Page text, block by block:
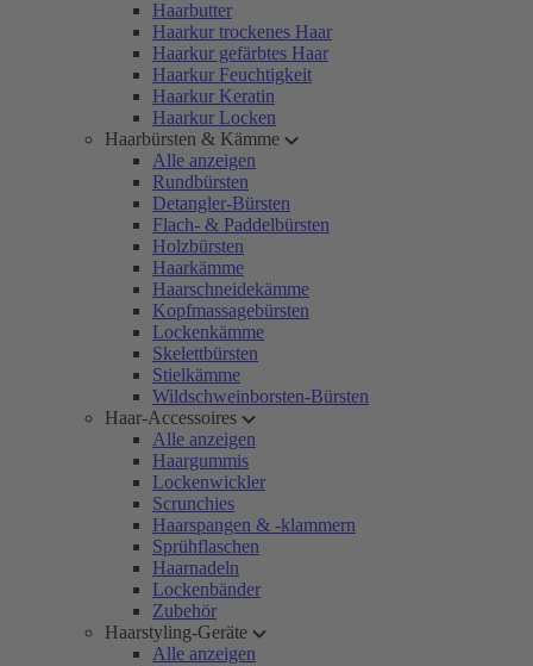
Haarbutter
Haarkur trockenes Haar
Haarkur gefärbtes Haar
Haarkur Feuchtigkeit
Haarkur Keratin
Haarkur Locken
Haarbürsten & Kämme
Alle anzeigen
Rundbürsten
Detangler-Bürsten
Flach- & Paddelbürsten
Holzbürsten
Haarkämme
Haarschneidekämme
Kopfmassagebürsten
Lockenkämme
Skelettbürsten
Stielkämme
Wildschweinborsten-Bürsten
Haar-Accessoires
Alle anzeigen
Haargummis
Lockenwickler
Scrunchies
Haarspangen & -klammern
Sprühflaschen
Haarnadeln
Lockenbänder
Zubehör
Haarstyling-Geräte
Alle anzeigen